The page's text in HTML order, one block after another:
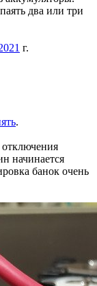
два или три
г.
.
начинается
банок очень